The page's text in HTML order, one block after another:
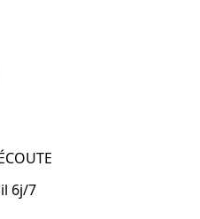
6j/7